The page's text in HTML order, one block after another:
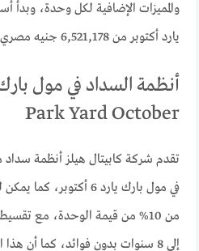
والمميزات الإضافية لكل وحدة، وبدأ
يارد أكتوبر من 6,521,178 جنيه مصري.
Park Yard October
تقدم شركة كابيتال هيلز أنظمة سداد
في مول بارك يارد 6
من 10% من قيمة الوحدة، مع
إلى 8 سنوات بدون فوائد، كما أن